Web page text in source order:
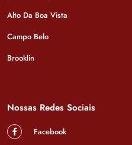
Alto Da Boa Vista
Campo Belo
Brooklin
Nossas Redes Sociais
Facebook